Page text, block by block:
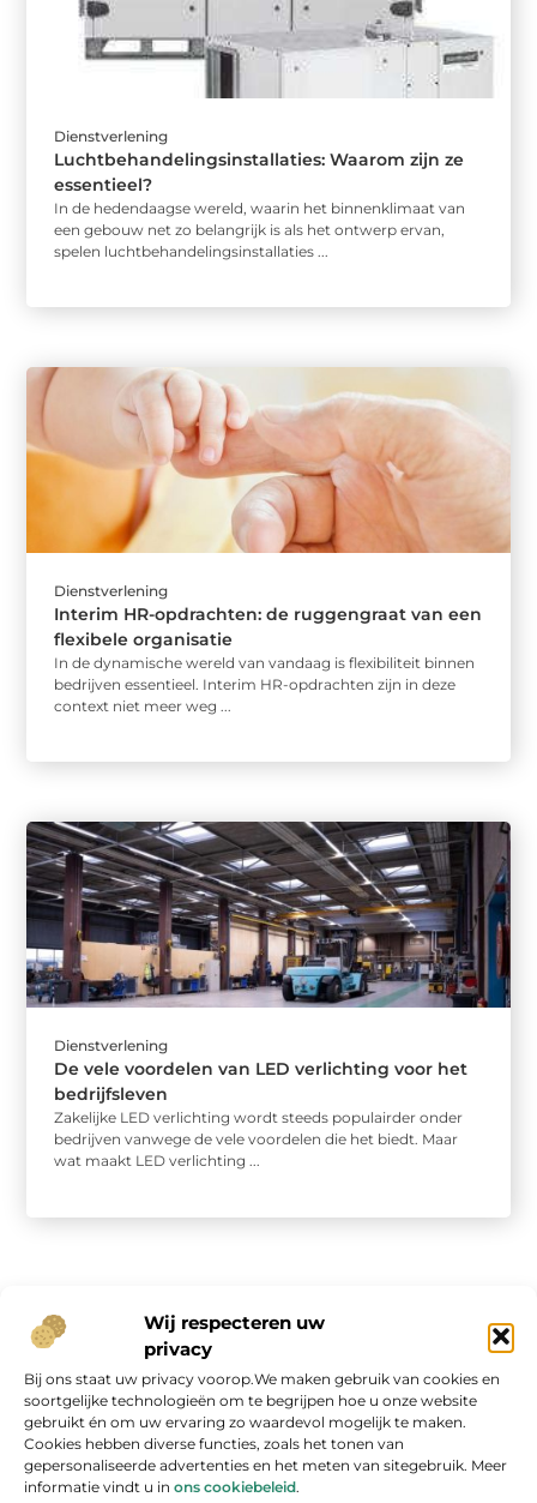
Wij respecteren uw
privacy
Bij ons staat uw privacy voorop.We maken gebruik van cookies en
soortgelijke technologieën om te begrijpen hoe u onze website
gebruikt én om uw ervaring zo waardevol mogelijk te maken.
Cookies hebben diverse functies, zoals het tonen van
gepersonaliseerde advertenties en het meten van sitegebruik. Meer
informatie vindt u in ons cookiebeleid.
Dienstverlening
Luchtbehandelingsinstallaties: Waarom zijn ze
essentieel?
In de hedendaagse wereld, waarin het binnenklimaat van
een gebouw net zo belangrijk is als het ontwerp ervan,
spelen luchtbehandelingsinstallaties ...
Dienstverlening
Interim HR-opdrachten: de ruggengraat van een
flexibele organisatie
In de dynamische wereld van vandaag is flexibiliteit binnen
bedrijven essentieel. Interim HR-opdrachten zijn in deze
context niet meer weg ...
Dienstverlening
De vele voordelen van LED verlichting voor het
bedrijfsleven
Zakelijke LED verlichting wordt steeds populairder onder
bedrijven vanwege de vele voordelen die het biedt. Maar
wat maakt LED verlichting ...
Onze informatie